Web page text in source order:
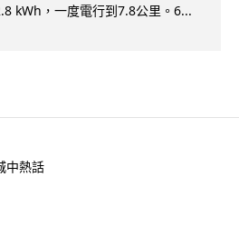
kWh，一度電行到7.8公里。6...
中熱話